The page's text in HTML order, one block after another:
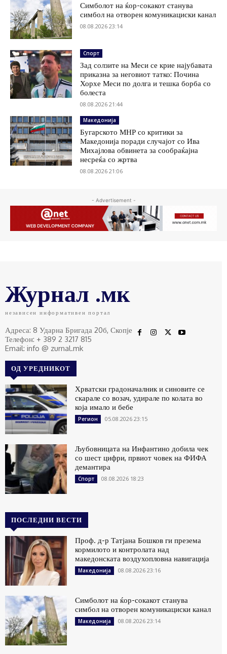
Симболот на ќор-сокакот станува
симбол на отворен комуникациски канал
08.08.2026 23:14
Спорт
Зад солзите на Меси се крие најубавата
приказна за неговиот татко: Почина
Хорхе Меси по долга и тешка борба со
болеста
08.08.2026 21:44
Македонија
Бугарското МНР со критики за
Македонија поради случајот со Ива
Михајлова обвинета за сообраќајна
несреќа со жртва
08.08.2026 21:06
- Advertisement -
Журнал .мк
независен информативен портал
Адреса: 8 Ударна Бригада 20б, Скопје
Телефон: + 389 2 3217 815
Email: info @ zurnal.mk
ОД УРЕДНИКОТ
Хрватски градоначалник и синовите се
скарале со возач, удирале по колата во
која имало и бебе
Регион 05.08.2026 23:15
Љубовницата на Инфантино добила чек
со шест цифри, првиот човек на ФИФА
демантира
Спорт 08.08.2026 18:23
ПОСЛЕДНИ ВЕСТИ
Проф. д-р Татјана Бошков ги презема
кормилото и контролата над
македонската воздухопловна навигација
Македонија 08.08.2026 23:16
Симболот на ќор-сокакот станува
симбол на отворен комуникациски канал
Македонија 08.08.2026 23:14